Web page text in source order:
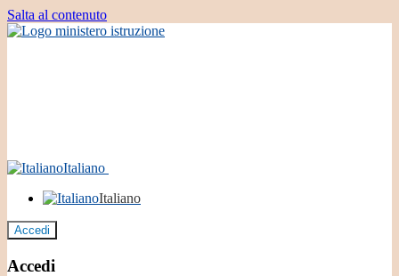
Salta al contenuto
Italiano
Italiano
Accedi
Accedi